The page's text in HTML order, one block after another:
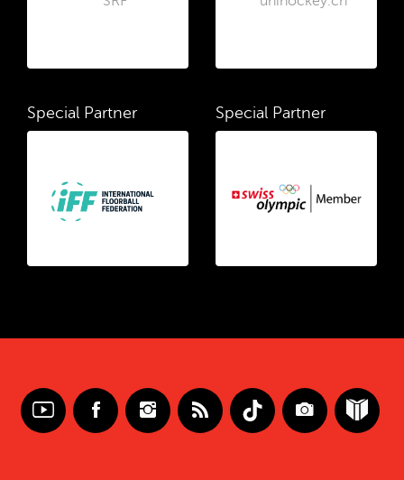
Special Partner Special Partner